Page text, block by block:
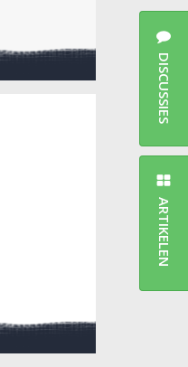
DISCUSSIES
ARTIKELEN